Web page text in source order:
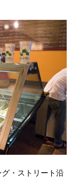
・ストリート沿